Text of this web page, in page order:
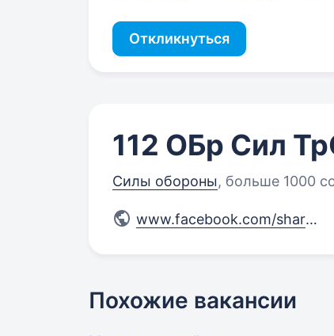
Откликнуться
112 ОБр Сил
Силы обороны, больше 1000
www.facebook.com/share/15f5m
Похожие вакансии